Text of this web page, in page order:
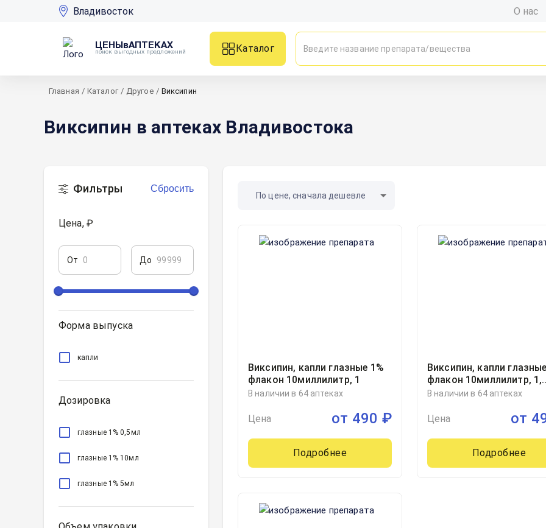
Владивосток О нас
ЦЕНЫвАПТЕКАХ
поиск выгодных предложений
Каталог
Главная / Каталог / Другое / Виксипин
Виксипин в аптеках Владивостока
Фильтры Сбросить
Цена, ₽
От До
Форма выпуска
капли
Дозировка
глазные 1% 0,5мл
глазные 1% 10мл
глазные 1% 5мл
По цене, сначала дешевле
Виксипин, капли глазные 1%
флакон 10миллилитр, 1
В наличии в 64 аптеках
Цена от 490 ₽
Подробнее
Виксипин, капли
флакон 10миллилитр, 1,
Гротекс ООО, Россия
В наличии в 64 аптеках
Цена от
Подробнее